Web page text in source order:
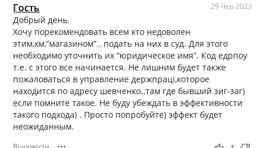
Гость 29 Чер 2023
Добрый день.
Хочу порекомендовать всем кто недоволен
этим,хм,”магазином”.. подать на них в суд. Для этого
необходимо уточнить их “юридическое имя”. Код едрпоу
т.е. с этого все начинается. Не лишним будет также
пожаловаться в управление держпраці,которое
находится по адресу шевченко..там где бывший зиг-заг)
если помните такое. Не буду убеждать в эффективности
такого подхода) . Просто попробуйте) эффект будет
неожиданным.